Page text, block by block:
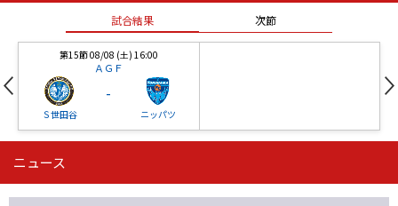
試合結果 次節
第15節 08/08 (土) 16:00
ＡＧＦ
Ｓ世田谷
-
ニッパツ
第16節 09/05 (土) 15:00
ニッパツ 石人の星
ニュース